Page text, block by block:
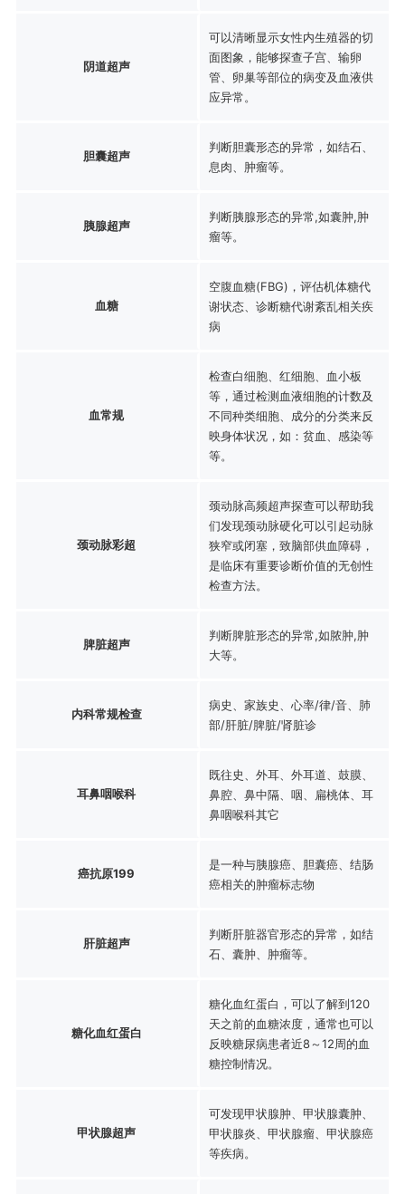
阴道超声
可以清晰显示女性内生殖器的切
面图象，能够探查子宫、输卵
管、卵巢等部位的病变及血液供
应异常。
胆囊超声
判断胆囊形态的异常，如结石、
息肉、肿瘤等。
胰腺超声
判断胰腺形态的异常,如囊肿,肿
瘤等。
血糖
空腹血糖(FBG)，评估机体糖代
谢状态、诊断糖代谢紊乱相关疾
病
血常规
检查白细胞、红细胞、血小板
等，通过检测血液细胞的计数及
不同种类细胞、成分的分类来反
映身体状况，如：贫血、感染等
等。
颈动脉彩超
颈动脉高频超声探查可以帮助我
们发现颈动脉硬化可以引起动脉
狭窄或闭塞，致脑部供血障碍，
是临床有重要诊断价值的无创性
检查方法。
脾脏超声
判断脾脏形态的异常,如脓肿,肿
大等。
内科常规检查
病史、家族史、心率/律/音、肺
部/肝脏/脾脏/肾脏诊
耳鼻咽喉科
既往史、外耳、外耳道、鼓膜、
鼻腔、鼻中隔、咽、扁桃体、耳
鼻咽喉科其它
癌抗原199
是一种与胰腺癌、胆囊癌、结肠
癌相关的肿瘤标志物
肝脏超声
判断肝脏器官形态的异常，如结
石、囊肿、肿瘤等。
糖化血红蛋白
糖化血红蛋白，可以了解到120
天之前的血糖浓度，通常也可以
反映糖尿病患者近8～12周的血
糖控制情况。
甲状腺超声
可发现甲状腺肿、甲状腺囊肿、
甲状腺炎、甲状腺瘤、甲状腺癌
等疾病。